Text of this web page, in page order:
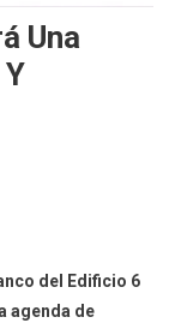
Una
del Edificio 6
agenda de